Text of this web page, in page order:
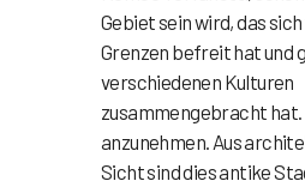
Gebiet sein wird, das
Grenzen befreit hat und
verschiedenen Kulturen
zusammengebracht hat.
anzunehmen. Aus
Sicht sind dies antike